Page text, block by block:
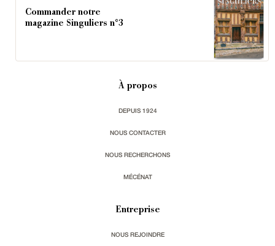
Commander notre
magazine Singuliers n°3
À propos
DEPUIS 1924
NOUS CONTACTER
NOUS RECHERCHONS
MÉCÉNAT
Entreprise
NOUS REJOINDRE